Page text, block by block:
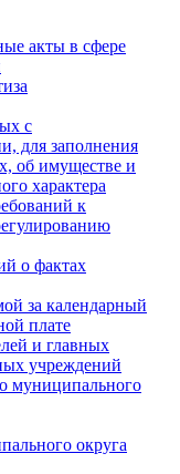
акты в сфере
с
для заполнения
об имуществе и
характера
к
о фактах
за календарный
плате
и главных
учреждений
муниципального
округа